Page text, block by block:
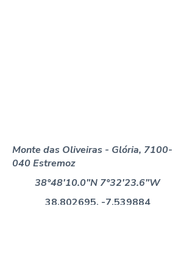
Monte das Oliveiras - Glória, 7100-
040Estremoz
38°48'10.0"N 7°32'23.6"W
38.802695, -7.539884